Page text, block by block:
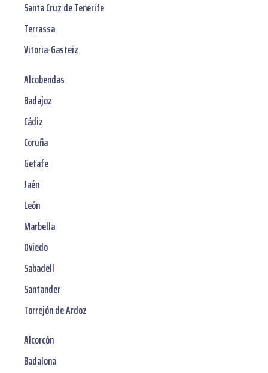
Santa Cruz de Tenerife
Terrassa
Vitoria-Gasteiz
Alcobendas
Badajoz
Cádiz
Coruña
Getafe
Jaén
León
Marbella
Oviedo
Sabadell
Santander
Torrejón de Ardoz
Alcorcón
Badalona